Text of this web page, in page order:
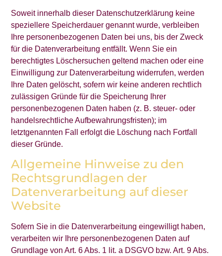
Soweit innerhalb dieser Datenschutzerklärung keine
speziellere Speicherdauer genannt wurde, verbleiben
Ihre personenbezogenen Daten bei uns, bis der Zweck
für die Datenverarbeitung entfällt. Wenn Sie ein
berechtigtes Löschersuchen geltend machen oder eine
Einwilligung zur Datenverarbeitung widerrufen, werden
Ihre Daten gelöscht, sofern wir keine anderen rechtlich
zulässigen Gründe für die Speicherung Ihrer
personenbezogenen Daten haben (z. B. steuer- oder
handelsrechtliche Aufbewahrungsfristen); im
letztgenannten Fall erfolgt die Löschung nach Fortfall
dieser Gründe.
Allgemeine Hinweise zu den
Rechtsgrundlagen der
Datenverarbeitung auf dieser
Website
Sofern Sie in die Datenverarbeitung eingewilligt haben,
verarbeiten wir Ihre personenbezogenen Daten auf
Grundlage von Art. 6 Abs. 1 lit. a DSGVO bzw. Art. 9 Abs.